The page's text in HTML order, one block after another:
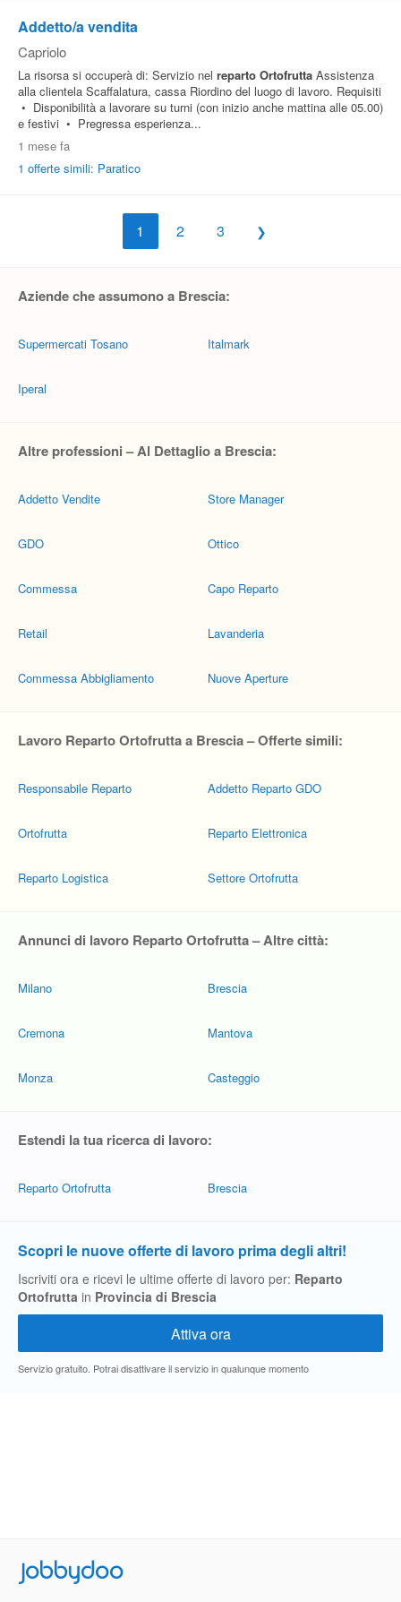
Addetto/a vendita
Capriolo
La risorsa si occuperà di: Servizio nel reparto Ortofrutta Assistenza
alla clientela Scaffalatura, cassa Riordino del luogo di lavoro. Requisiti
• Disponibilità a lavorare su turni (con inizio anche mattina alle 05.00)
e festivi • Pregressa esperienza...
1 mese fa
1 offerte simili: Paratico
1 2 3
Aziende che assumono a Brescia:
Supermercati Tosano
Iperal
Italmark
Altre professioni – Al Dettaglio a Brescia:
Addetto Vendite
GDO
Commessa
Retail
Commessa Abbigliamento
Store Manager
Ottico
Capo Reparto
Lavanderia
Nuove Aperture
Lavoro Reparto Ortofrutta a Brescia – Offerte simili:
Responsabile Reparto
Ortofrutta
Reparto Logistica
Addetto Reparto GDO
Reparto Elettronica
Settore Ortofrutta
Annunci di lavoro Reparto Ortofrutta – Altre città:
Milano
Cremona
Monza
Brescia
Mantova
Casteggio
Estendi la tua ricerca di lavoro:
Reparto Ortofrutta Brescia
Scopri le nuove offerte di lavoro prima degli altri!
Iscriviti ora e ricevi le ultime offerte di lavoro per: Reparto
Ortofrutta in Provincia di Brescia
Servizio gratuito. Potrai disattivare il servizio in qualunque momento
Jobbydoo